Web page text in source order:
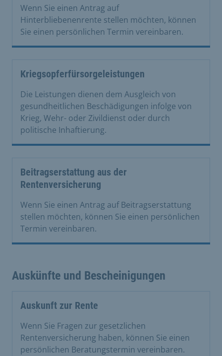
Wenn Sie einen Antrag auf
Hinterbliebenenrente stellen möchten, können
Sie einen persönlichen Termin vereinbaren.
Kriegsopferfürsorgeleistungen
Die Leistungen dienen dem Ausgleich von
gesundheitlichen Beschädigungen infolge von
Krieg, Wehr- oder Zivildienst oder durch
politische Inhaftierung.
Beitragserstattung aus der
Rentenversicherung
Wenn Sie einen Antrag auf Beitragserstattung
stellen möchten, können Sie einen persönlichen
Termin vereinbaren.
Auskünfte und Bescheinigungen
Auskunft zur Rente
Wenn Sie Fragen zur gesetzlichen
Rentenversicherung haben, können Sie einen
persönlichen Beratungstermin vereinbaren.